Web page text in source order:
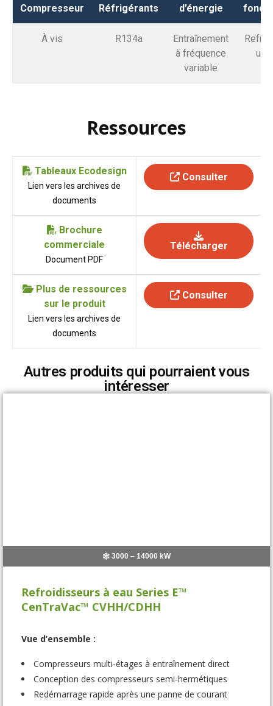
Compresseur Réfrigérants
d’énergie
À vis R134a
Entraînement
à fréquence
variable
Ressources
Tableaux Ecodesign
Lien vers les archives de
documents
Consulter
Brochure
commerciale
Document PDF
Télécharger
Plus de ressources
sur le produit
Lien vers les archives de
documents
Consulter
Autres produits qui pourraient vous
intéresser
3000 – 14000 kW
Refroidisseurs à eau Series E™
CenTraVac™ CVHH/CDHH
Vue d’ensemble :
Compresseurs multi-étages à entraînement direct
Conception des compresseurs semi-hermétiques
Redémarrage rapide après une panne de courant